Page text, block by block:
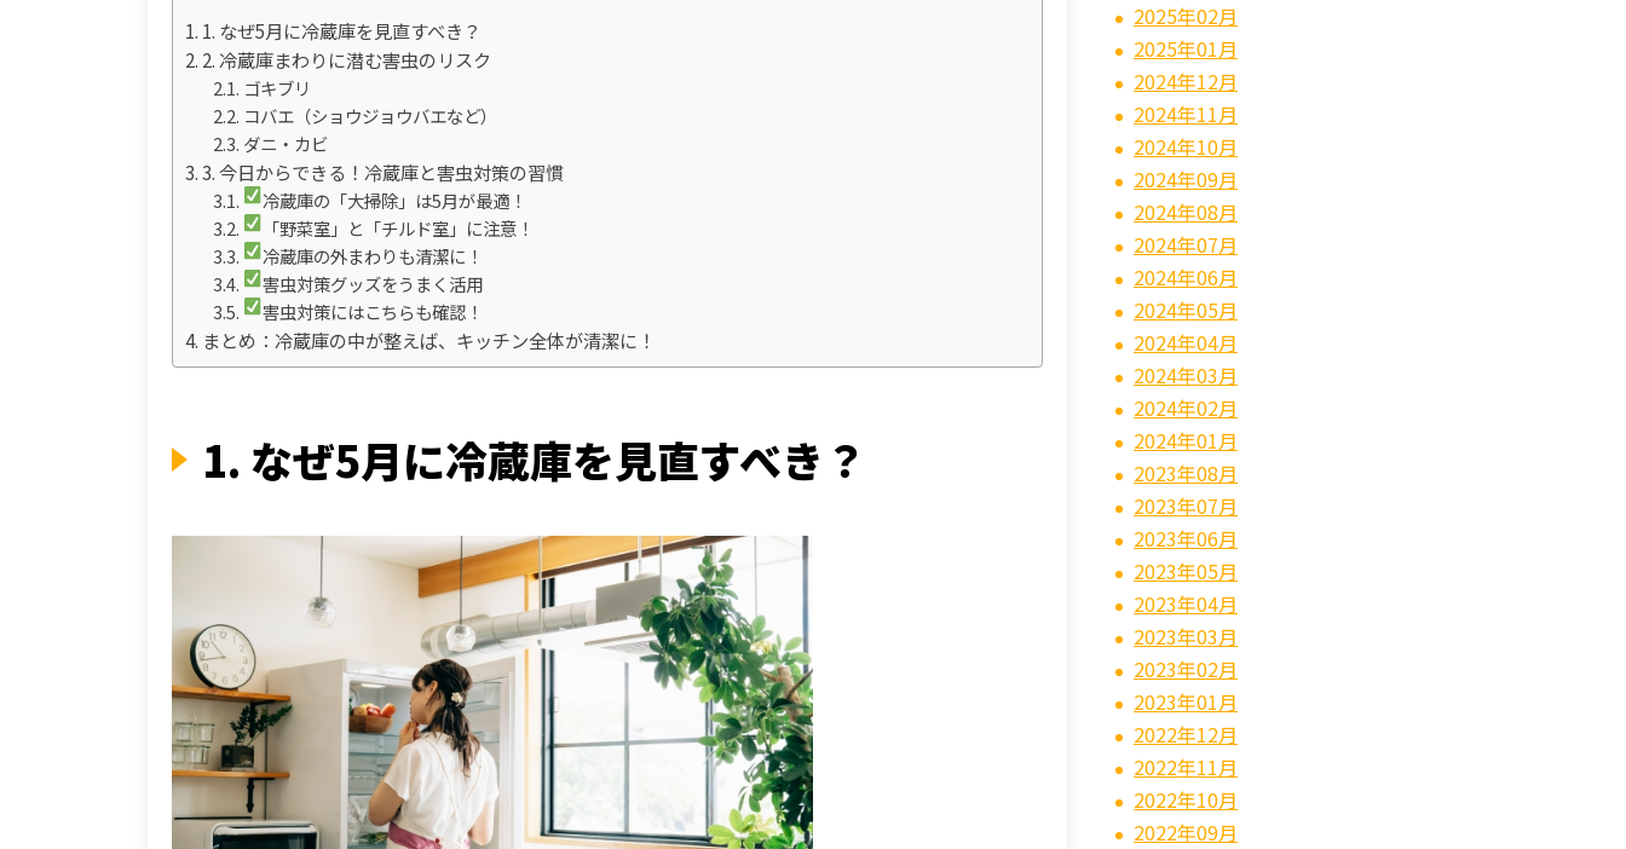
1. なぜ5月に冷蔵庫を見直すべき？
2. 冷蔵庫まわりに潜む害虫のリスク
ゴキブリ
コバエ（ショウジョウバエなど）
ダニ・カビ
3. 今日からできる！冷蔵庫と害虫対策の習慣
冷蔵庫の「大掃除」は5月が最適！
「野菜室」と「チルド室」に注意！
冷蔵庫の外まわりも清潔に！
害虫対策グッズをうまく活用
害虫対策にはこちらも確認！
まとめ：冷蔵庫の中が整えば、キッチン全体が清潔に！
1. なぜ5月に冷蔵庫を見直すべき？
2025年02月
2025年01月
2024年12月
2024年11月
2024年10月
2024年09月
2024年08月
2024年07月
2024年06月
2024年05月
2024年04月
2024年03月
2024年02月
2024年01月
2023年08月
2023年07月
2023年06月
2023年05月
2023年04月
2023年03月
2023年02月
2023年01月
2022年12月
2022年11月
2022年10月
2022年09月